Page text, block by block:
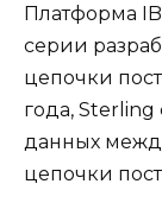
Платформа
серии
цепочки
года,
данных
цепочки